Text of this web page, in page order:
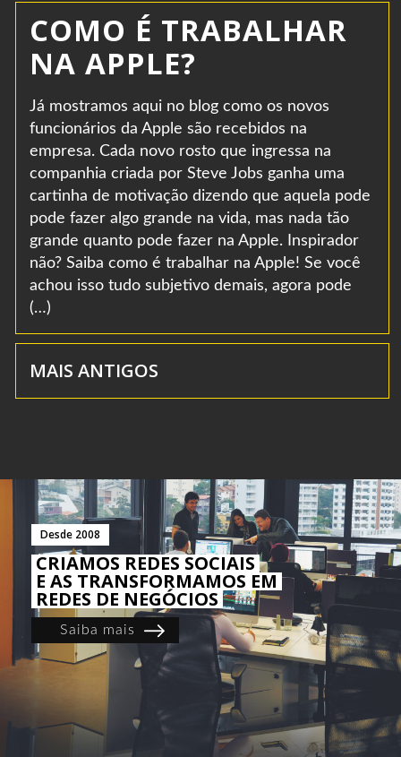
COMO É TRABALHAR
NA APPLE?
Já mostramos aqui no blog como os novos
funcionários da Apple são recebidos na
empresa. Cada novo rosto que ingressa na
companhia criada por Steve Jobs ganha uma
cartinha de motivação dizendo que aquela pode
pode fazer algo grande na vida, mas nada tão
grande quanto pode fazer na Apple. Inspirador
não? Saiba como é trabalhar na Apple! Se você
achou isso tudo subjetivo demais, agora pode
(…)
MAIS ANTIGOS
Desde 2008
CRIAMOS REDES SOCIAIS
E AS TRANSFORMAMOS EM
REDES DE NEGÓCIOS
Saiba mais